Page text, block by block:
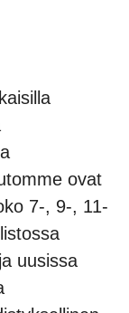
ovat
7-, 9-, 11-
uusissa